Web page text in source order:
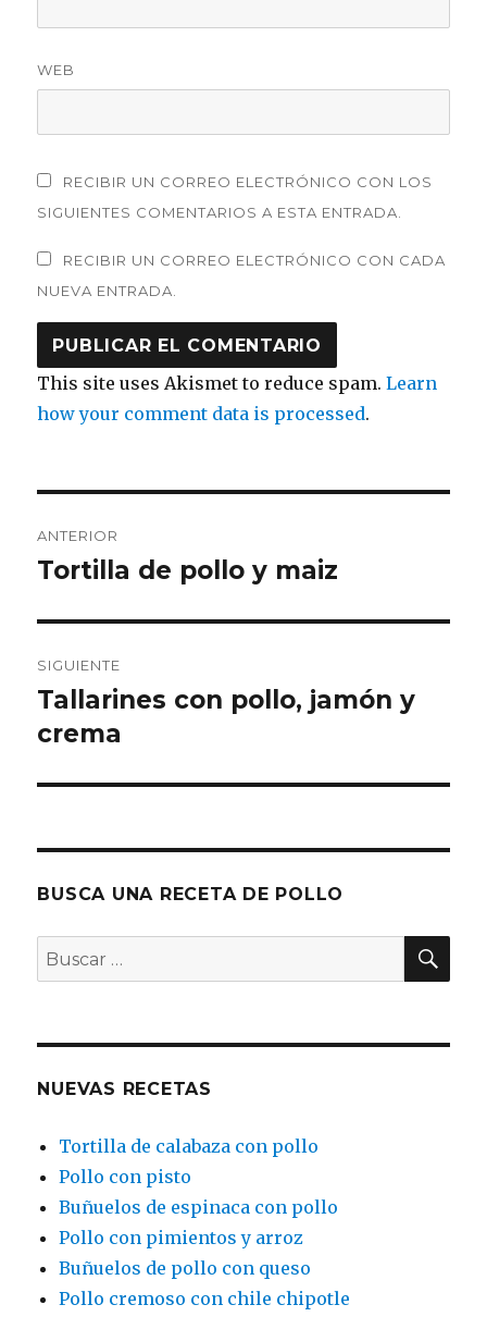
WEB
RECIBIR UN CORREO ELECTRÓNICO CON LOS
SIGUIENTES COMENTARIOS A ESTA ENTRADA.
RECIBIR UN CORREO ELECTRÓNICO CON CADA
NUEVA ENTRADA.
This site uses Akismet to reduce spam.Learn
how your comment data is processed.
de
ANTERIOR
Entrada
Tortilla de pollo y maiz
SIGUIENTE
Entrada
siguiente:
Tallarines con pollo, jamón y
crema
BUSCA UNA RECETA DE POLLO
Buscar
por:
NUEVAS RECETAS
Tortilla de calabaza con pollo
Pollo con pisto
Buñuelos de espinaca con pollo
Pollo con pimientos y arroz
Buñuelos de pollo con queso
Pollo cremoso con chile chipotle